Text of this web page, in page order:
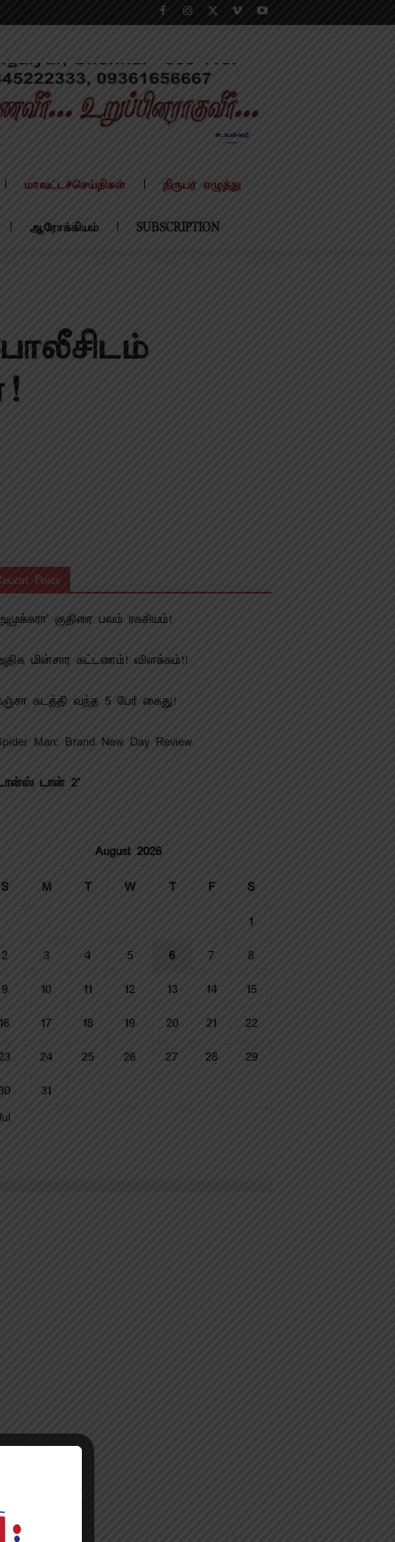
மாவட்டச்செய்திகள் நிருபர் எழுத்து
ஆரோக்கியம் SUBSCRIPTION
Posts
குதிரை பலம் ரகசியம்!
மின்சார கட்டணம்! விளக்கம்!!
கடத்தி வந்த 5 பேர் கைது!
Man: Brand New Day Review
டான் 2’
August 2026
S M T W T F S
1
2 3 4 5 6 7 8
9 10 11 12 13 14 15
16 17 18 19 20 21 22
24 25 26 27 28 29
31